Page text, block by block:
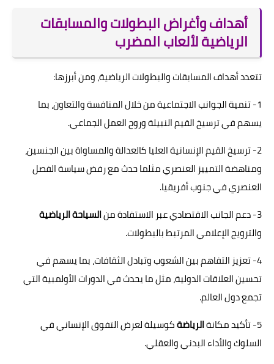
أهداف وأغراض البطولات والمسابقات
الرياضية لألعاب المضرب
تتعدد أهداف المسابقات والبطولات الرياضية، ومن أبرزها:
1- تنمية الجوانب الاجتماعية من خلال المنافسة والتعاون، بما
يسهم في ترسيخ القيم النبيلة وروح العمل الجماعي.
2- ترسيخ القيم الإنسانية العليا كالعدالة والمساواة بين الجنسين،
ومناهضة التمييز العنصري مثلما حدث مع رفض سياسة الفصل
العنصري في جنوب أفريقيا.
3- دعم الجانب الاقتصادي عبر الاستفادة من
السياحة الرياضية
والترويج الإعلامي المرتبط بالبطولات.
4- تعزيز التفاهم بين الشعوب وتبادل الثقافات، بما يسهم في
تحسين العلاقات الدولية، مثل ما يحدث في الدورات الأولمبية التي
تجمع دول العالم.
5- تأكيد مكانة
الرياضةكوسيلة لعرض التفوق الإنساني في
السلوك والأداء البدني والعقلي.